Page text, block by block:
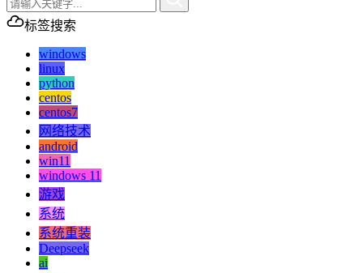
标签搜索
windows
linux
python
centos
centos7
网络技术
android
win11
windows 11
游戏
系统
系统重装
Deepseek
ai